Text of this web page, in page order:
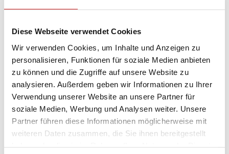
Diese Webseite verwendet Cookies
Wir verwenden Cookies, um Inhalte und Anzeigen zu
personalisieren, Funktionen für soziale Medien anbieten
zu können und die Zugriffe auf unsere Website zu
analysieren. Außerdem geben wir Informationen zu Ihrer
Verwendung unserer Website an unsere Partner für
soziale Medien, Werbung und Analysen weiter. Unsere
Partner führen diese Informationen möglicherweise mit
weiteren Daten zusammen, die Sie ihnen bereitgestellt
– sparsamer Platzbedarf,
– professionelles Geflecht.
Allgemaine Details
Kinetik
: Professionelle kinetische Seile PowerLine
absorbieren dank ihrer großen Elastizität und
Bruchfestigkeit enorme kinetische Kraft, die sie auf das
festgefahrene Fahrzeug übertragen. Dadurch wird die
Arbeit extrem effizient und komfortabel.